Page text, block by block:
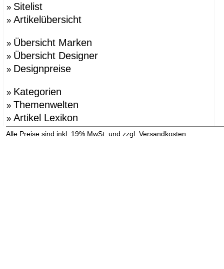
» Sitelist
» Artikelübersicht
» Übersicht Marken
» Übersicht Designer
» Designpreise
» Kategorien
» Themenwelten
» Artikel Lexikon
Alle Preise sind inkl. 19% MwSt. und zzgl. Versandkosten.